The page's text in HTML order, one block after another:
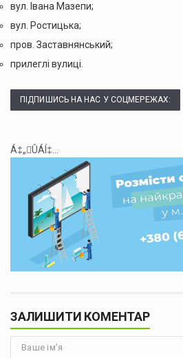
вул. Івана Мазепи;
вул. Ростицька;
пров. Заставнянський;
прилеглі вулиці.
ПІДПИШИСЬ НА НАС У СОЦМЕРЕЖАХ:
Á‡„ÛÁÍ‡...
ЗАЛИШИТИ КОМЕНТАР